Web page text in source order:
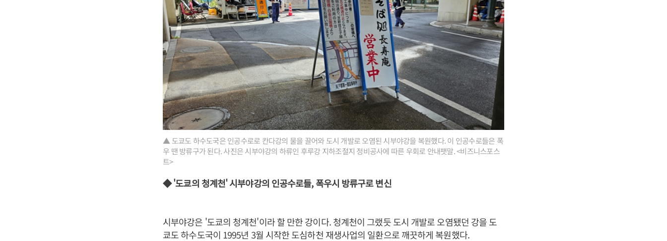
▲ 도쿄도 하수도국은 인공수로로 칸다강의 물을 끌어와 도시 개발로 오염된 시부야강을 복원했다. 이 인공수로들은 폭
우 땐 방류구가 된다. 사진은 시부야강의 하류인 후루강 지하조절지 정비공사에 따른 우회로 안내팻말. <비즈니스포스
트>
◆ '도쿄의 청계천' 시부야강의 인공수로들, 폭우시 방류구로 변신
시부야강은 '도쿄의 청계천'이라 할 만한 강이다. 청계천이 그랬듯 도시 개발로 오염됐던 강을 도
쿄도 하수도국이 1995년 3월 시작한 도심하천 재생사업의 일환으로 깨끗하게 복원했다.